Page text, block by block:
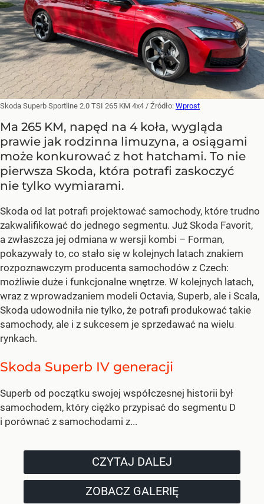
Skoda Superb Sportline 2.0 TSI 265 KM 4x4 / Źródło: Wprost
Ma 265 KM, napęd na 4 koła, wygląda
prawie jak rodzinna limuzyna, a osiągami
może konkurować z hot hatchami. To nie
pierwsza Skoda, która potrafi zaskoczyć
nie tylko wymiarami.
Skoda od lat potrafi projektować samochody, które trudno
zakwalifikować do jednego segmentu. Już Skoda Favorit,
a zwłaszcza jej odmiana w wersji kombi – Forman,
pokazywały to, co stało się w kolejnych latach znakiem
rozpoznawczym producenta samochodów z Czech:
możliwie duże i funkcjonalne wnętrze. W kolejnych latach,
wraz z wprowadzaniem modeli Octavia, Superb, ale i Scala,
Skoda udowodniła nie tylko, że potrafi produkować takie
samochody, ale i z sukcesem je sprzedawać na wielu
rynkach.
Skoda Superb IV generacji
Superb od początku swojej współczesnej historii był
samochodem, który ciężko przypisać do segmentu D
i porównać z samochodami z...
CZYTAJ DALEJ
ZOBACZ GALERIĘ